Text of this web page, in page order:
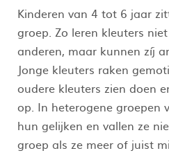
Kinderen van 4 tot 6 jaar
groep. Zo leren kleuters
anderen, maar kunnen zíj
Jonge kleuters raken
oudere kleuters zien doen
op. In heterogene groepen
hun gelijken en vallen ze
groep als ze meer of juist